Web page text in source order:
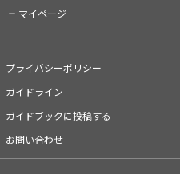
マイページ
プライバシーポリシー
ガイドライン
ガイドブックに投稿する
お問い合わせ